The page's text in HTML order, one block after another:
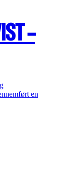
–
en